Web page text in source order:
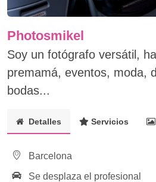
Photosmikel
Soy un fotógrafo versátil,
premamá, eventos, moda,
bodas...
Detalles Servicios
Barcelona
Se desplaza el profesional